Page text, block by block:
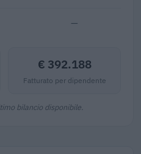
—
€ 392.188
Fatturato per dipendente
bilancio disponibile.